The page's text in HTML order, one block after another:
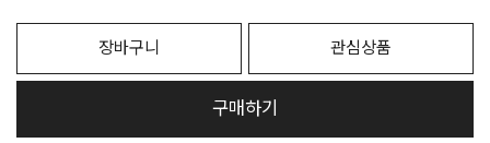
장바구니 관심상품
구매하기